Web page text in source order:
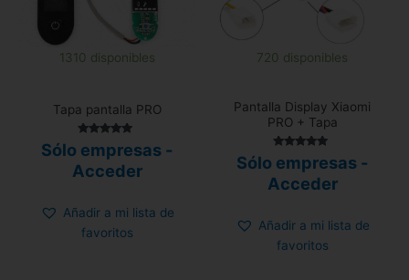
1310 disponibles
Tapa pantalla PRO
5.00
Sólo empresas -
Acceder
Añadir a mi lista de
favoritos
720 disponibles
Pantalla Display Xiaomi
PRO + Tapa
5.00
Sólo empresas -
Acceder
Añadir a mi lista de
favoritos